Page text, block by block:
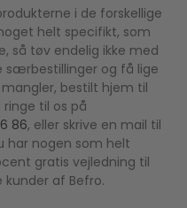
i de forskellige
helt specifikt, som
så tøv endelig ikke med
særbestillinger og få lige
bestilt hjem til
til os på
86, eller skrive en mail til
har nogen som helt
gratis vejledning til
af Befro.